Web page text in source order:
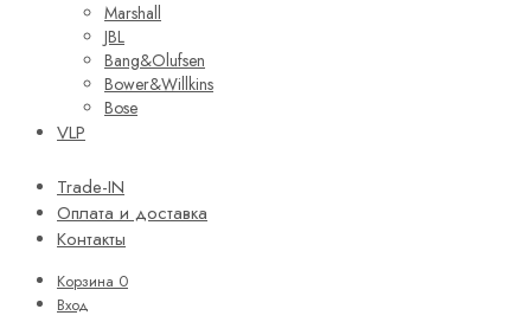
Marshall
JBL
Bang&Olufsen
Bower&Willkins
Bose
VLP
Trade-IN
Оплата и доставка
Контакты
Корзина 0
Вход